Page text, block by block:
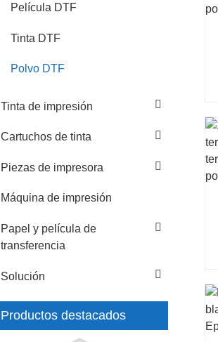
Película DTF
Tinta DTF
Polvo DTF
Tinta de impresión
Cartuchos de tinta
Piezas de impresora
Máquina de impresión
Papel y película de
transferencia
Solución
Productos destacados